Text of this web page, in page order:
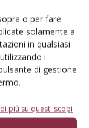
o per fare
solamente a
in qualsiasi
i
di gestione
più su questi scopi